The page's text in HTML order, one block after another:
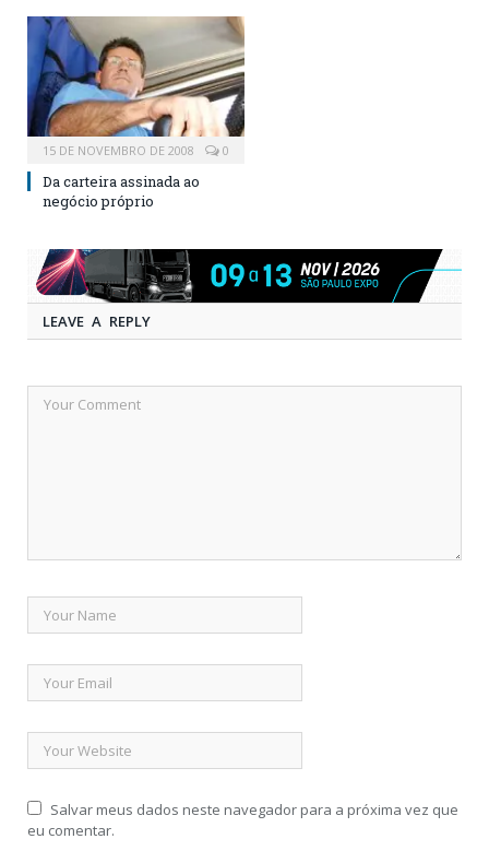
15 DE NOVEMBRO DE 2008 0
Da carteira assinada ao
negócio próprio
LEAVE A REPLY
Salvar meus dados neste navegador para a próxima vez que
eu comentar.